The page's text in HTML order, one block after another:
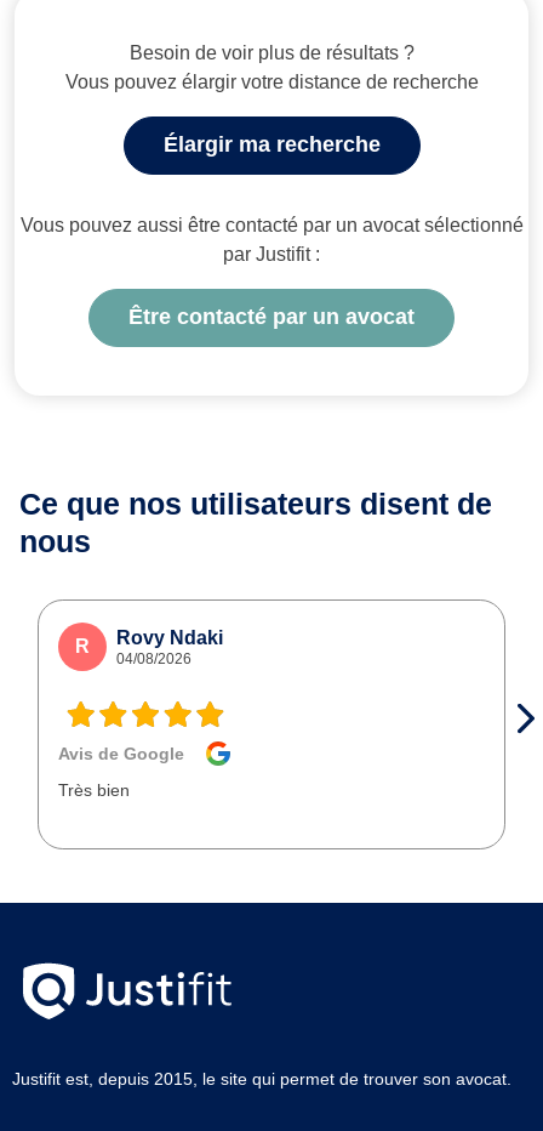
Besoin de voir plus de résultats ?
Vous pouvez élargir votre distance de recherche
Élargir ma recherche
Vous pouvez aussi être contacté par un avocat sélectionné
par Justifit :
Être contacté par un avocat
Ce que nos utilisateurs disent de
nous
R Rovy Ndaki
04/08/2026
Avis de Google
Très bien
Justifit est, depuis 2015, le site qui permet de trouver son avocat.